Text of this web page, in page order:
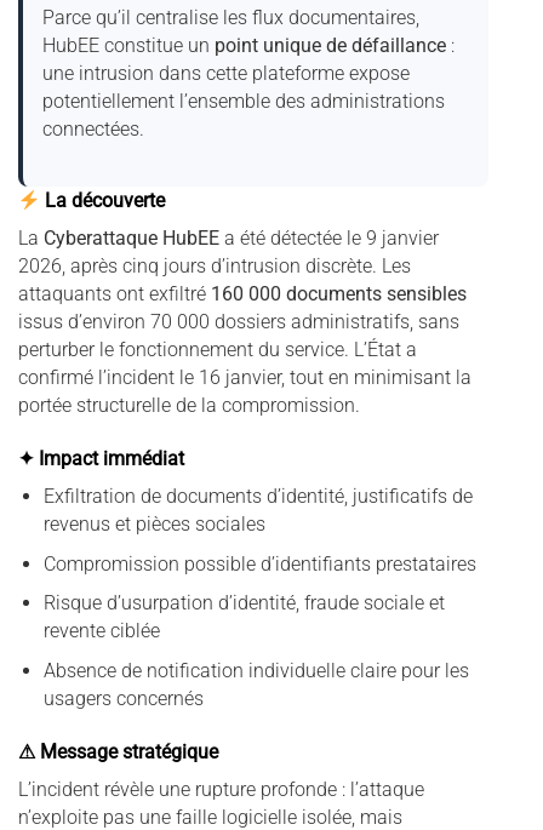
Parce qu’il centralise les flux documentaires,
HubEE constitue un point unique de défaillance :
une intrusion dans cette plateforme expose
potentiellement l’ensemble des administrations
connectées.
La découverte
La Cyberattaque HubEE a été détectée le 9 janvier
2026, après cinq jours d’intrusion discrète. Les
attaquants ont exfiltré 160 000 documents sensibles
issus d’environ 70 000 dossiers administratifs, sans
perturber le fonctionnement du service. L’État a
confirmé l’incident le 16 janvier, tout en minimisant la
portée structurelle de la compromission.
✦ Impact immédiat
Exfiltration de documents d’identité, justificatifs de
revenus et pièces sociales
Compromission possible d’identifiants prestataires
Risque d’usurpation d’identité, fraude sociale et
revente ciblée
Absence de notification individuelle claire pour les
usagers concernés
⚠ Message stratégique
L’incident révèle une rupture profonde : l’attaque
n’exploite pas une faille logicielle isolée, mais